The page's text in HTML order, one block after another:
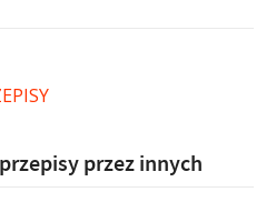
przez innych